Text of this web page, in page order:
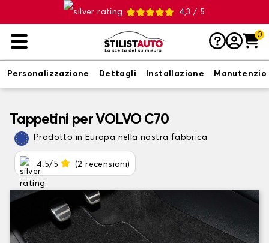
4,3 / 5
0
Personalizzazione Dettagli Installazione
Tappetini per VOLVO C70
Prodotto in Europa nella nostra fabbrica
4.5/5 (2 recensioni)